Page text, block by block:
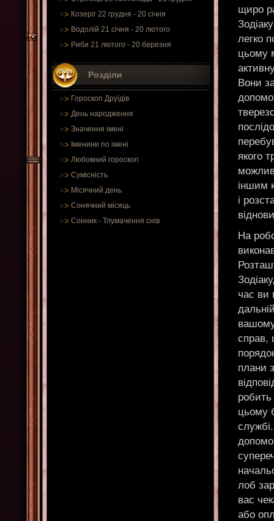
Козеріг 22 грудня - 20 січня
Водолій 21 січня - 20 лютого
Риби 21 лютого - 20 березня
Розділи
Гороскоп Друїдів
День народження
Значення імені
Іменини по імені
Любовний гороскоп
Сумісність
Місячний день
Сонячний місяць
Сонник - Тлумачення снів
щиро
легко
цьому
Вони
якого
іншим
і
На
час ви
справ,
плани
цьому
лоб
вас
або